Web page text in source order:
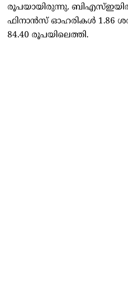
രൂപയായിരുന്നു.
ഫിനാൻസ് ഓഹരികൾ 1.86
84.40 രൂപയിലെത്തി.